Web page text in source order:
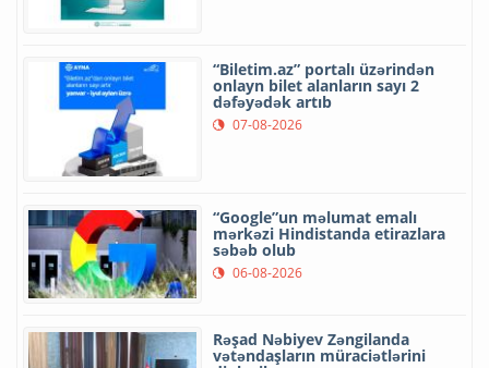
“Biletim.az” portalı üzərindən
onlayn bilet alanların sayı 2
dəfəyədək artıb
07-08-2026
“Google”un məlumat emalı
mərkəzi Hindistanda etirazlara
səbəb olub
06-08-2026
Rəşad Nəbiyev Zəngilanda
vətəndaşların müraciətlərini